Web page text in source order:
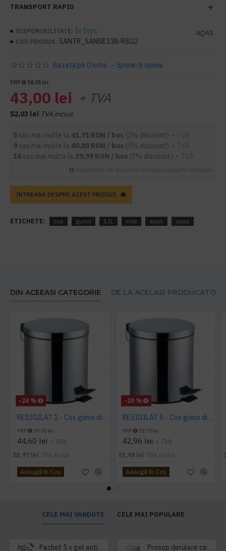
TRANSPORT RAPID
DISPONIBILITATE: În Stoc
COD PRODUS: SANTR_SANSE338-RSG2
AQAS
Bazată pe 0 note. - Spune-ţi opinia
PRP 58,05 lei
43,00 lei + TVA
52,03 lei TVA inclus
5 sau mai multe la 41,71 RON / buc (3% discount)
9 sau mai multe la 40,85 RON / buc (5% discount)
14 sau mai multe la 39,99 RON / buc (7% discount)
INTREABA DESPRE ACEST PRODUS
ETICHETE: cos gunoi 12L inox aqas aqas
DIN ACEEASI CATEGORIE DE LA ACELASI PRODUCATOR
-24 %
RESIGILAT 1 - Cos gunoi din inox 12L AQAS
PRP 59,00 lei
44,60 lei + TVA
53,97 lei TVA inclus
Adaugă în Coş
-20 %
RESIGILAT 8 - Cos gunoi din inox 12L AQAS
PRP 53,70 lei
42,96 lei + TVA
51,98 lei TVA inclus
Adaugă în Coş
CELE MAI VANDUTE CELE MAI POPULARE
Pachet 5 x gel antibacterian 50ml si 3 x Servetele antibacteriene 48 buc Hygienium Prosop derulare centrala 1 pliu, 300 m Tork